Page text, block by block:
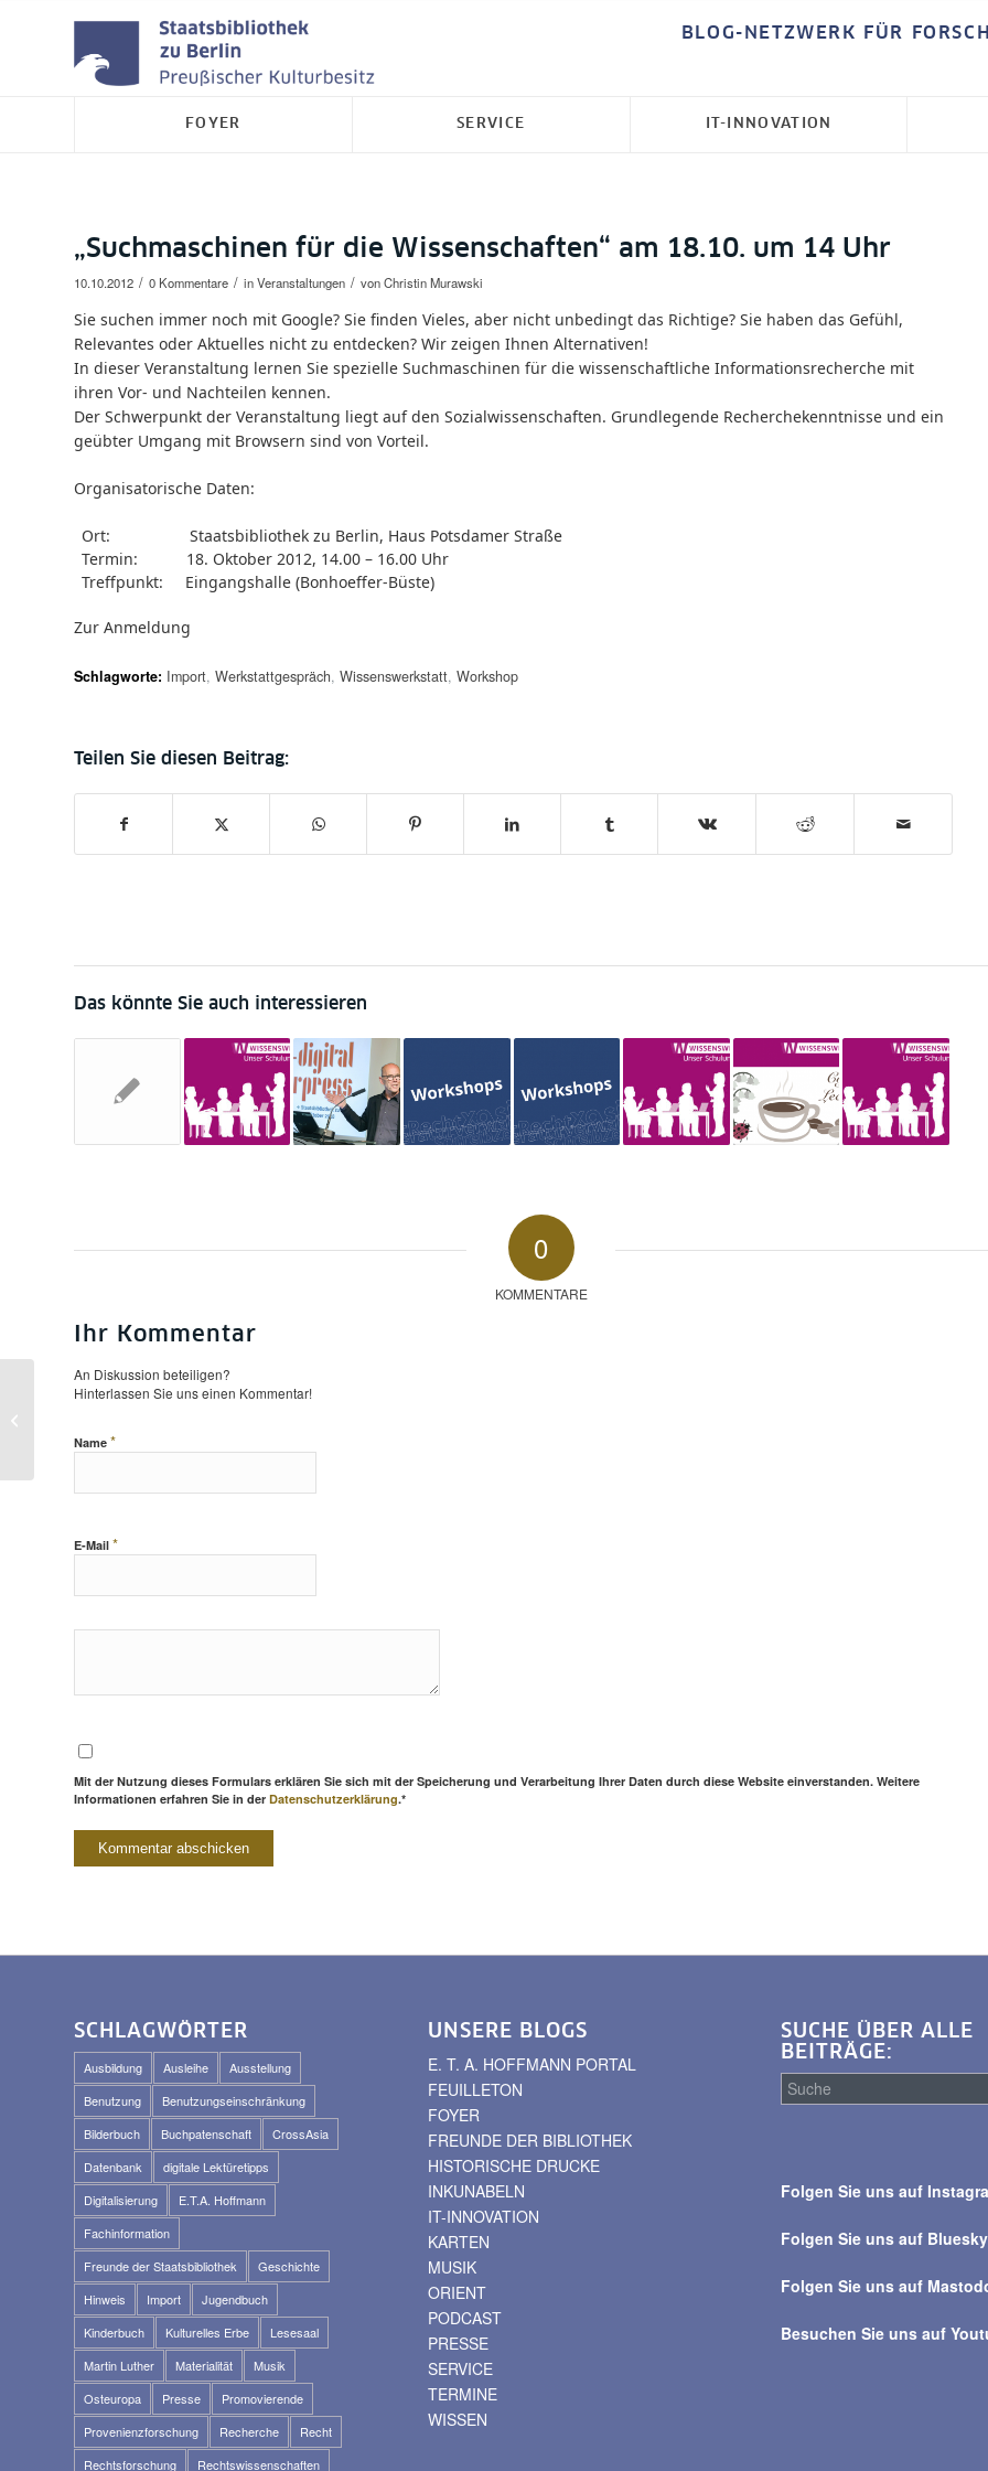
BLOG-NETZWERK FÜR
FOYER SERVICE IT-INNOVATION
„Suchmaschinen für die Wissenschaften“ am 18.10. um 14 Uhr
10.10.2012 / 0 Kommentare / inVeranstaltungen / vonChristin Murawski
Sie suchen immer noch mit Google? Sie finden Vieles, aber nicht unbedingt das Richtige? Sie haben das Gefühl,
Relevantes oder Aktuelles nicht zu entdecken? Wir zeigen Ihnen Alternativen!
In dieser Veranstaltung lernen Sie spezielle Suchmaschinen für die wissenschaftliche Informationsrecherche mit
ihren Vor- und Nachteilen kennen.
Der Schwerpunkt der Veranstaltung liegt auf den Sozialwissenschaften. Grundlegende Recherchekenntnisse und ein
geübter Umgang mit Browsern sind von Vorteil.
Organisatorische Daten:
Ort: Staatsbibliothek zu Berlin, Haus Potsdamer Straße
Termin: 18. Oktober 2012, 14.00 – 16.00 Uhr
Treffpunkt: Eingangshalle (Bonhoeffer-Büste)
Zur Anmeldung
Schlagworte: Import, Werkstattgespräch, Wissenswerkstatt, Workshop
Das könnte Sie auch interessieren
0
KOMMENTARE
Ihr Kommentar
An Diskussion beteiligen?
Hinterlassen Sie uns einen Kommentar!
Name *
E-Mail *
Mit der Nutzung dieses Formulars erklären Sie sich mit der Speicherung und Verarbeitung Ihrer Daten durch diese Website einverstanden. Weitere
Informationen erfahren Sie in der Datenschutzerklärung.*
SCHLAGWÖRTER
Ausbildung Ausleihe
Ausstellung
Benutzung
Benutzungseinschränkung
Bilderbuch
Buchpatenschaft
CrossAsia
Datenbank
digitale Lektüretipps
Digitalisierung
E.T.A. Hoffmann
Fachinformation
Freunde der Staatsbibliothek
Geschichte
Hinweis
Import
Jugendbuch
Kinderbuch
Kulturelles Erbe
Lesesaal
Martin Luther
Materialität
Musik
Osteuropa
Presse
Promovierende
Provenienzforschung
Recherche
Recht
Rechtsforschung
Rechtswissenschaften
UNSERE BLOGS
E. T. A. HOFFMANN PORTAL
FEUILLETON
FOYER
FREUNDE DER BIBLIOTHEK
HISTORISCHE DRUCKE
INKUNABELN
IT-INNOVATION
KARTEN
MUSIK
ORIENT
PODCAST
PRESSE
SERVICE
TERMINE
WISSEN
SUCHE ÜBER ALLE
BEITRÄGE:
alle
Folgen Sie uns auf
Folgen Sie uns auf Bluesky
Folgen Sie uns auf
Besuchen Sie uns auf